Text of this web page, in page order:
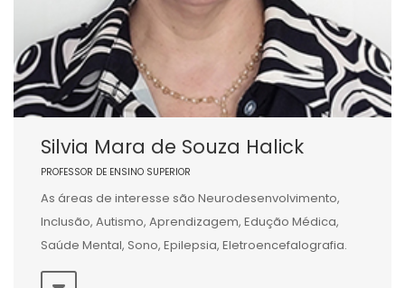
Silvia Mara de Souza Halick
PROFESSOR DE ENSINO SUPERIOR
As áreas de interesse são Neurodesenvolvimento,
Inclusão, Autismo, Aprendizagem, Edução Médica,
Saúde Mental, Sono, Epilepsia, Eletroencefalografia.